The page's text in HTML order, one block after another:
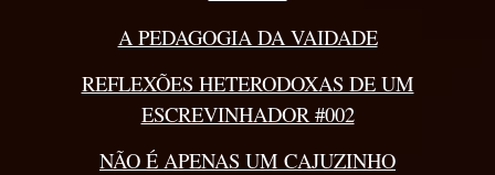
A PEDAGOGIA DA VAIDADE
REFLEXÕES HETERODOXAS DE UM
ESCREVINHADOR #002
NÃO É APENAS UM CAJUZINHO